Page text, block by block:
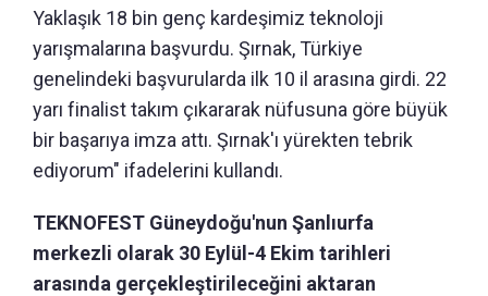
Yaklaşık 18 bin genç kardeşimiz teknoloji
yarışmalarına başvurdu. Şırnak, Türkiye
genelindeki başvurularda ilk 10 il arasına girdi. 22
yarı finalist takım çıkararak nüfusuna göre büyük
bir başarıya imza attı. Şırnak'ı yürekten tebrik
ediyorum" ifadelerini kullandı.
TEKNOFEST Güneydoğu'nun Şanlıurfa
merkezli olarak 30 Eylül-4 Ekim tarihleri
arasında gerçekleştirileceğini aktaran